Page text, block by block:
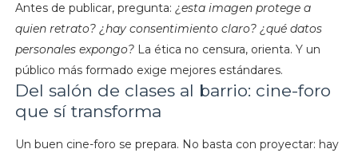
Antes de publicar, pregunta: ¿esta imagen protege a
quien retrato? ¿hay consentimiento claro? ¿qué datos
personales expongo?La ética no censura, orienta. Y un
público más formado exige mejores estándares.
Del salón de clases al barrio: cine-foro
que sí transforma
Un buen cine-foro se prepara. No basta con proyectar: hay